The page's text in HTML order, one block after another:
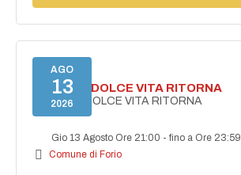
AGO
13
2026
FORIO LA DOLCE VITA RITORNA
FORIO LA DOLCE VITA RITORNA
Gio 13 Agosto Ore 21:00 -fino a Ore 23:59
Comune di Forio